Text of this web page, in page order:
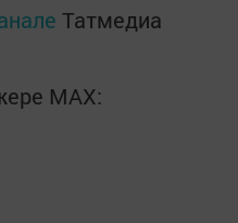
Татмедиа
MАХ: